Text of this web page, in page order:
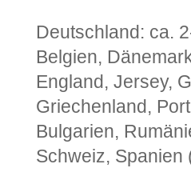
Deutschland: ca.
Belgien,
England, Jersey,
Griechenland,
Bulgarien,
Schweiz, Spanien